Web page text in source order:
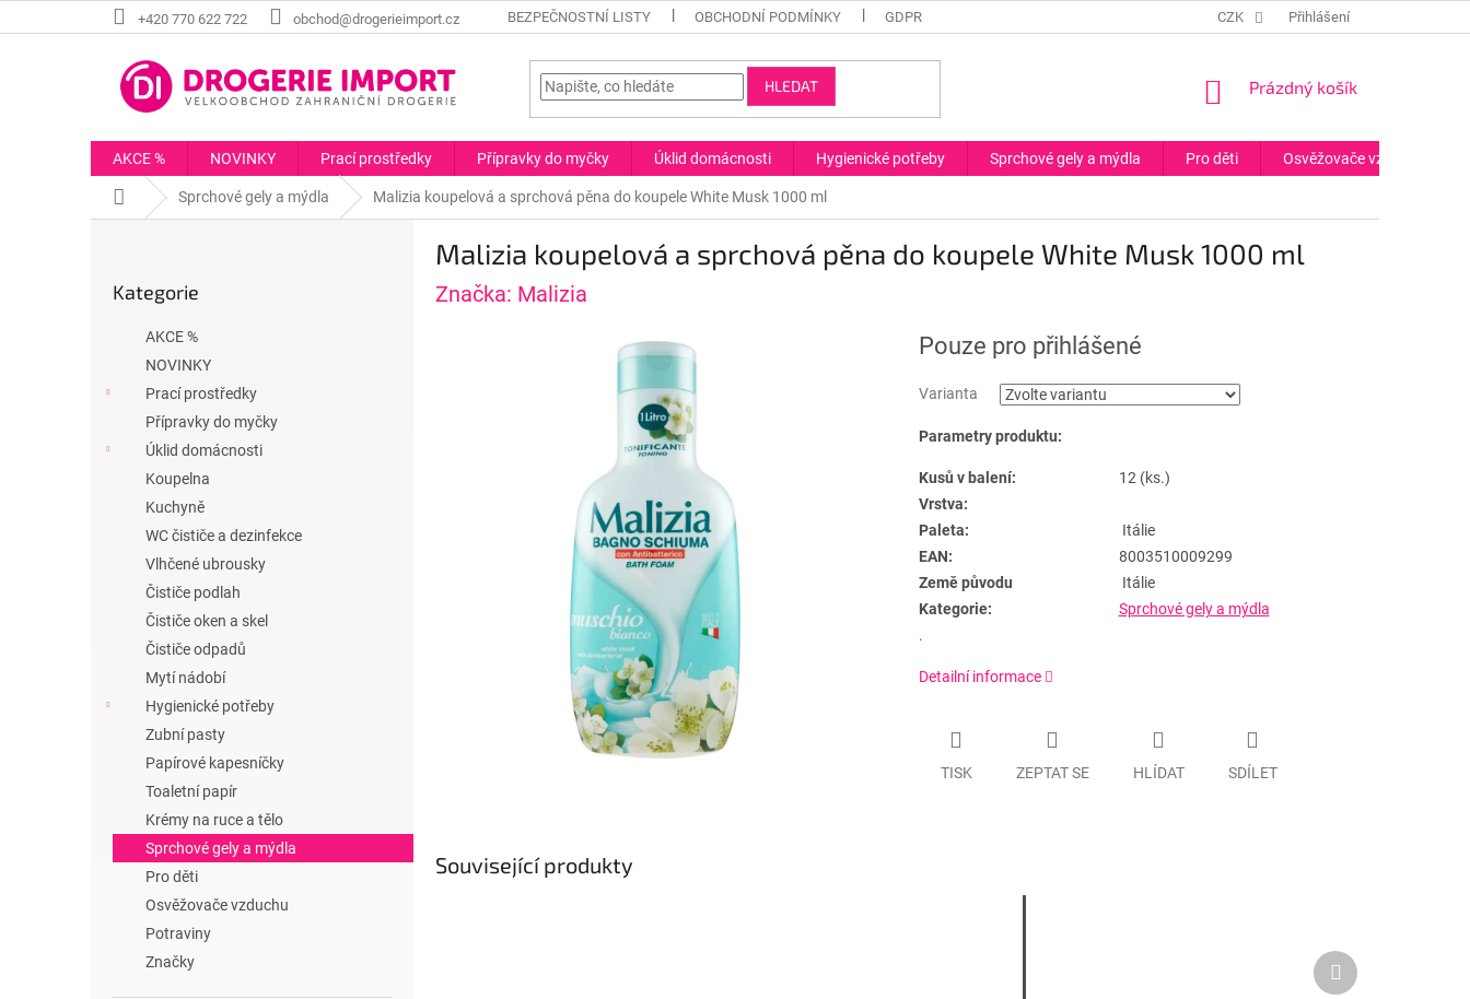
na
+420 770 622 722 obchod@drogerieimport.cz BEZPEČNOSTNÍ LISTY OBCHODNÍ PODMÍNKY GDPR CZK Přihlášení
HLEDAT
NÁKUPNÍ
Prázdný košík
AKCE % NOVINKY Prací prostředky Přípravky do myčky Úklid domácnosti Hygienické potřeby Sprchové gely a mýdla Pro děti Osvěžovače vzduchu
Domů Sprchové gely a mýdla Malizia koupelová a sprchová pěna do koupele White Musk 1000 ml
kategorie
Kategorie
AKCE %
NOVINKY
Prací prostředky
Přípravky do myčky
Úklid domácnosti
Koupelna
Kuchyně
WC čističe a dezinfekce
Vlhčené ubrousky
Čističe podlah
Čističe oken a skel
Čističe odpadů
Mytí nádobí
Hygienické potřeby
Zubní pasty
Papírové kapesníčky
Toaletní papír
Krémy na ruce a tělo
Sprchové gely a mýdla
Pro děti
Osvěžovače vzduchu
Potraviny
Značky
Malizia koupelová a sprchová pěna do koupele White Musk 1000 ml
Značka: Malizia
Pouze pro přihlášené
Varianta
Parametry produktu:
Kusů v balení:
12 (ks.)
Vrstva:
Paleta:
Itálie
EAN:
8003510009299
Země původu
Itálie
Kategorie:
Sprchové gely a mýdla
.
Detailní informace
TISK ZEPTAT SE HLÍDAT SDÍLET
Související produkty
Další
produkt